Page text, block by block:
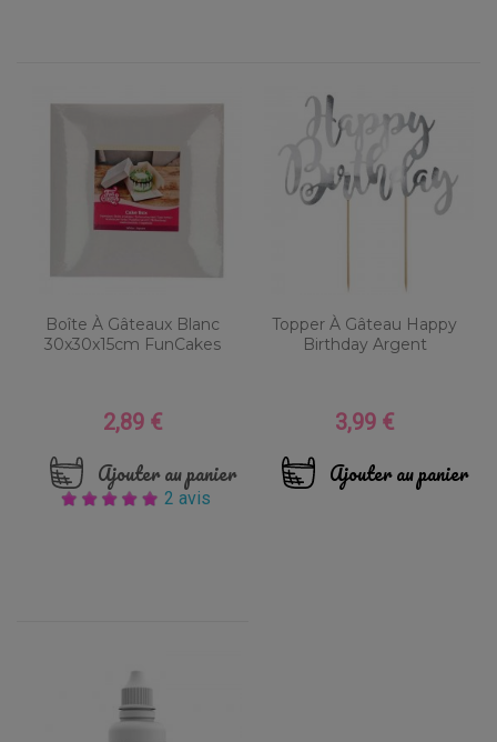
Boîte À Gâteaux Blanc
30x30x15cm FunCakes
Prix
2,89 €
Ajouter au panier
2 avis
Topper À Gâteau Happy
Birthday Argent
Prix
3,99 €
Ajouter au panier